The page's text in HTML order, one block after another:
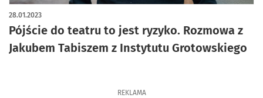
Pójście do teatru to jest ryzyko. Rozmowa z
Jakubem Tabiszem z Instytutu Grotowskiego
28.01.2023
REKLAMA